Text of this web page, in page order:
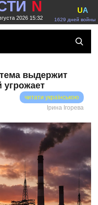
N
2026 15:32 1629 дней войны
UA
выдержит
угрожает
читати українською
Ірина Ігорева